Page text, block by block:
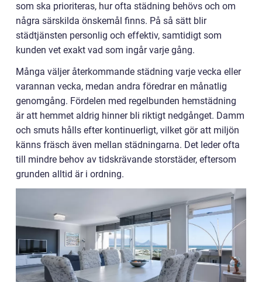
som ska prioriteras, hur ofta städning behövs och om
några särskilda önskemål finns. På så sätt blir
städtjänsten personlig och effektiv, samtidigt som
kunden vet exakt vad som ingår varje gång.
Många väljer återkommande städning varje vecka eller
varannan vecka, medan andra föredrar en månatlig
genomgång. Fördelen med regelbunden hemstädning
är att hemmet aldrig hinner bli riktigt nedgånget. Damm
och smuts hålls efter kontinuerligt, vilket gör att miljön
känns fräsch även mellan städningarna. Det leder ofta
till mindre behov av tidskrävande storstäder, eftersom
grunden alltid är i ordning.